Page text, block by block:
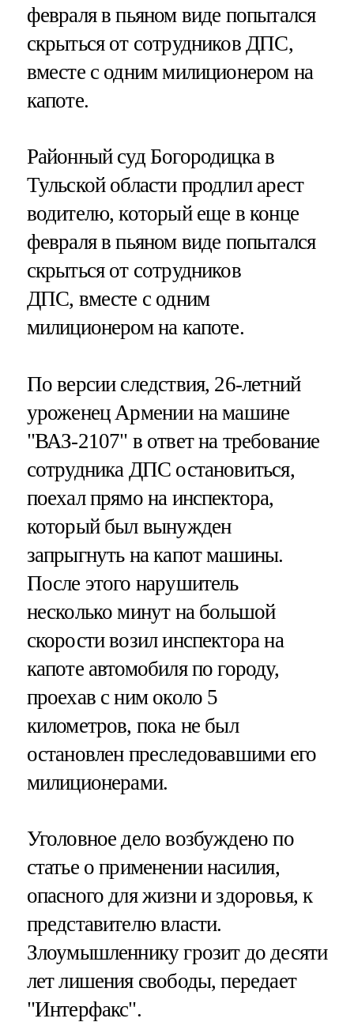
февраля в пьяном виде попытался
скрыться от сотрудников ДПС,
вместе с одним милиционером на
капоте.
Районный суд Богородицка в
Тульской области продлил арест
водителю, который еще в конце
февраля в пьяном виде попытался
скрыться от сотрудников
ДПС, вместе с одним
милиционером на капоте.
По версии следствия, 26-летний
уроженец Армении на машине
"ВАЗ-2107" в ответ на требование
сотрудника ДПС остановиться,
поехал прямо на инспектора,
который был вынужден
запрыгнуть на капот машины.
После этого нарушитель
несколько минут на большой
скорости возил инспектора на
капоте автомобиля по городу,
проехав с ним около 5
километров, пока не был
остановлен преследовавшими его
милиционерами.
Уголовное дело возбуждено по
статье о применении насилия,
опасного для жизни и здоровья, к
представителю власти.
Злоумышленнику грозит до десяти
лет лишения свободы, передает
"Интерфакс".